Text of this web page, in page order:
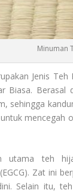
Minuman
Jenis
Biasa.
sehingga
mencegah
utama teh
Zat ini
Selain itu,